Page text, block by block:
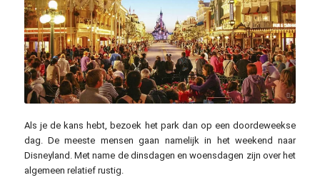
philipbase / pixabay.com
Als je de kans hebt, bezoek het park dan op een doordeweekse
dag. De meeste mensen gaan namelijk in het weekend naar
Disneyland. Met name de dinsdagen en woensdagen zijn over het
algemeen relatief rustig.